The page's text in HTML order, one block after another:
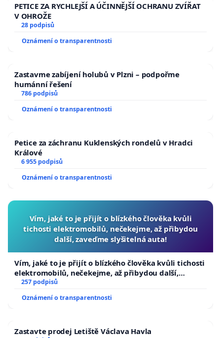
PETICE ZA RYCHLEJŠÍ A ÚČINNĚJŠÍ OCHRANU ZVÍŘAT
V OHROŽE
28 podpisů
Oznámení o transparentnosti
Zastavme zabíjení holubů v Plzni – podpořme
humánní řešení
786 podpisů
Oznámení o transparentnosti
Petice za záchranu Kuklenských rondelů v Hradci
Králové
6 955 podpisů
Oznámení o transparentnosti
Vím, jaké to je přijít o blízkého člověka kvůli
tichosti elektromobilů, nečekejme, až přibydou
další, zaveďme slyšitelná auta!
Vím, jaké to je přijít o blízkého člověka kvůli tichosti
elektromobilů, nečekejme, až přibydou další,
zaveďme slyšitelná auta!
257 podpisů
Oznámení o transparentnosti
Zastavte prodej Letiště Václava Havla